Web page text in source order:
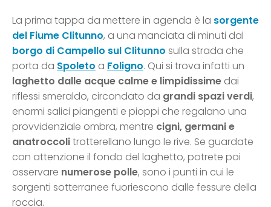
La prima tappa da mettere in agenda è la sorgente
del Fiume Clitunno, a una manciata di minuti dal
borgo di Campello sul Clitunno sulla strada che
porta da Spoleto a Foligno. Qui si trova infatti un
laghetto dalle acque calme e limpidissime dai
riflessi smeraldo, circondato da grandi spazi verdi,
enormi salici piangenti e pioppi che regalano una
provvidenziale ombra, mentre cigni, germani e
anatroccolitrotterellano lungo le rive. Se guardate
con attenzione il fondo del laghetto, potrete poi
osservare numerose polle, sono i punti in cui le
sorgenti sotterranee fuoriescono dalle fessure della
roccia.